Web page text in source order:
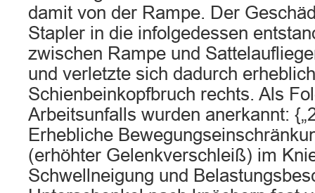
damit von der Rampe. Der
Stapler in die infolgedessen
zwischen Rampe und
und verletzte sich dadurch
Schienbeinkopfbruch rechts. Als
Arbeitsunfalls wurden anerkannt:
Erhebliche
(erhöhter Gelenkverschleiß) im
Schwellneigung und